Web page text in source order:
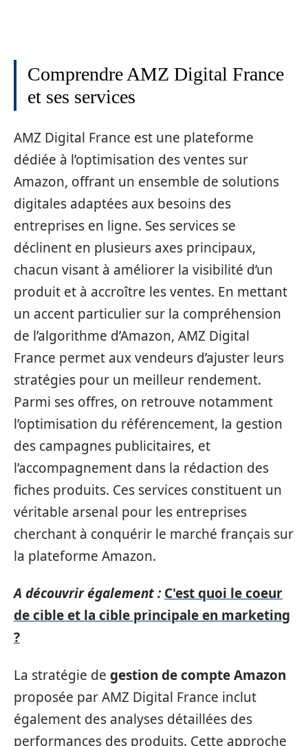
Comprendre AMZ Digital France
et ses services
AMZ Digital France est une plateforme
dédiée à l’optimisation des ventes sur
Amazon, offrant un ensemble de solutions
digitales adaptées aux besoins des
entreprises en ligne. Ses services se
déclinent en plusieurs axes principaux,
chacun visant à améliorer la visibilité d’un
produit et à accroître les ventes. En mettant
un accent particulier sur la compréhension
de l’algorithme d’Amazon, AMZ Digital
France permet aux vendeurs d’ajuster leurs
stratégies pour un meilleur rendement.
Parmi ses offres, on retrouve notamment
l’optimisation du référencement, la gestion
des campagnes publicitaires, et
l’accompagnement dans la rédaction des
fiches produits. Ces services constituent un
véritable arsenal pour les entreprises
cherchant à conquérir le marché français sur
la plateforme Amazon.
A découvrir également : C'est quoi le coeur
de cible et la cible principale en marketing
?
La stratégie de gestion de compte Amazon
proposée par AMZ Digital France inclut
également des analyses détaillées des
performances des produits. Cette approche